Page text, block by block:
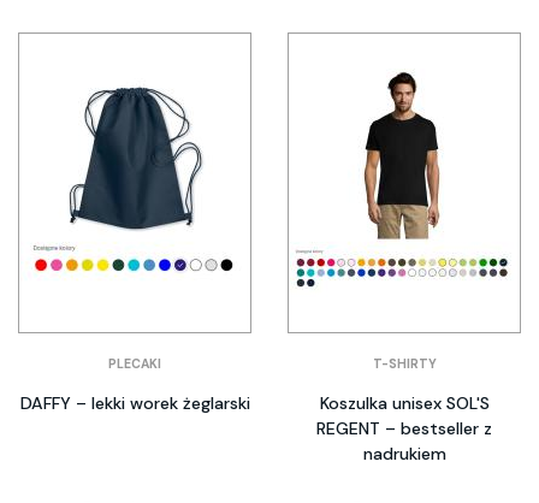
PLECAKI
DAFFY – lekki worek żeglarski
T-SHIRTY
Koszulka unisex SOL'S
REGENT – bestseller z
nadrukiem